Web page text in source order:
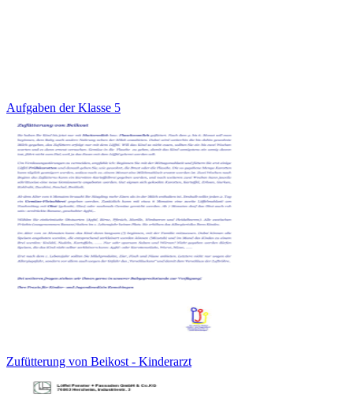
Aufgaben der Klasse 5
Zufütterung von Beikost - Kinderarzt